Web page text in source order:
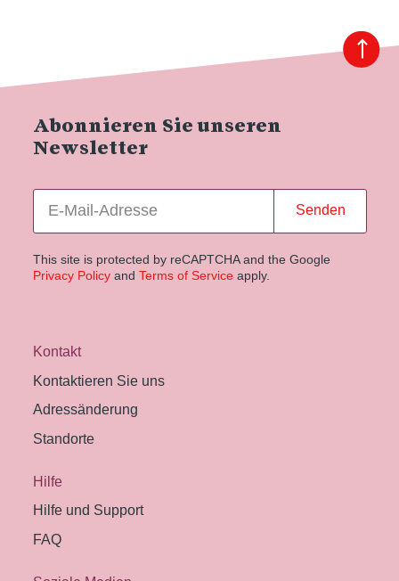
Abonnieren Sie unseren
Newsletter
Senden
This site is protected by reCAPTCHA and the Google
Privacy Policyand Terms of Service apply.
Kontakt
Kontaktieren Sie uns
Adressänderung
Standorte
Hilfe
Hilfe und Support
FAQ